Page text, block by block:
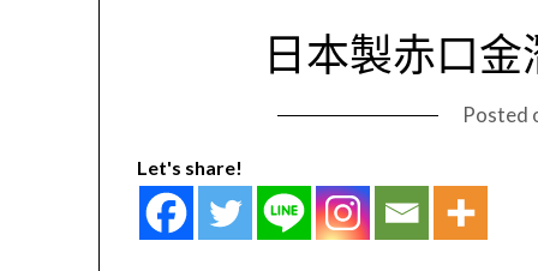
日本製赤口
Posted
Let's share!